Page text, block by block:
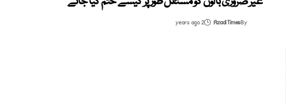
By
Azadi Times
2 years ago